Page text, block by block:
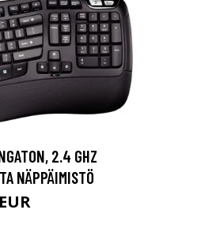
2.4 GHZ
NÄPPÄIMISTÖ